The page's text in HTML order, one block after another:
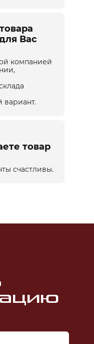
Вас
компанией
товар
счастливы.